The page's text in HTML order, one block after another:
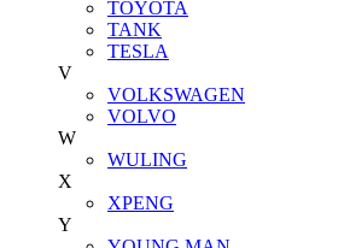
TOYOTA
TANK
TESLA
V
VOLKSWAGEN
VOLVO
W
WULING
X
XPENG
Y